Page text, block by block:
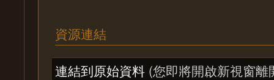
資源連結
連結到原始資料 (您即將開啟新視窗離